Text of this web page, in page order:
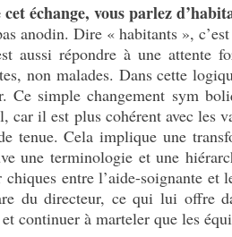
échange, vous parlez
anodin. Dire « habitants »,
aussi répondre à une attente
non malades. Dans cette
Ce simple changement sym
car il est plus cohérent avec les
tenue. Cela implique une
une terminologie et une
chiques entre l’aide-soignante
du directeur, ce qui lui offre
continuer à marteler que les